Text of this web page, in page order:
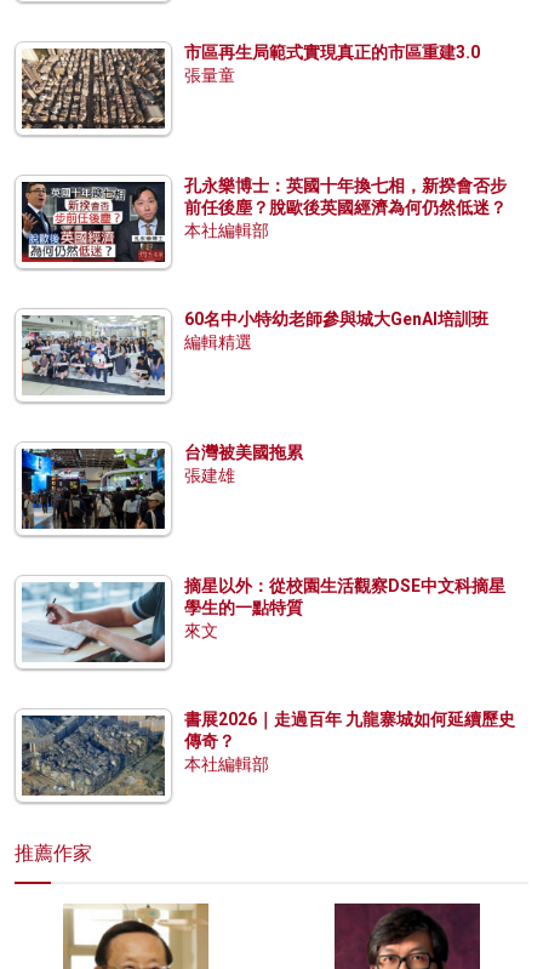
市區再生局範式實現真正的市區重建3.0
張量童
孔永樂博士：英國十年換七相，新揆會否步
前任後塵？脫歐後英國經濟為何仍然低迷？
本社編輯部
60名中小特幼老師參與城大GenAI培訓班
編輯精選
台灣被美國拖累
張建雄
摘星以外：從校園生活觀察DSE中文科摘星
學生的一點特質
來文
書展2026｜走過百年 九龍寨城如何延續歷史
傳奇？
本社編輯部
推薦作家